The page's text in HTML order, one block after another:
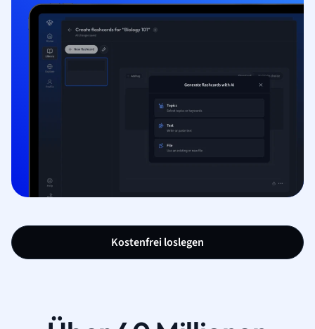
Kostenfrei loslegen